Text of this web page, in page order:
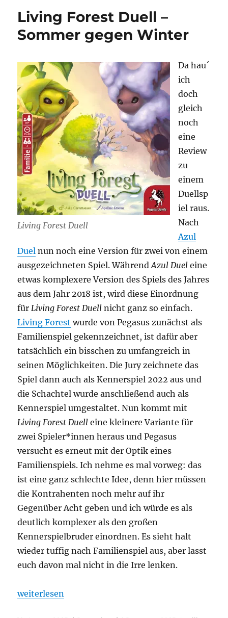
Tic
Living Forest Duell –
Sommer gegen Winter
Living Forest Duell
Da hau´
ich
doch
gleich
noch
eine
Review
zu
einem
Duellsp
iel raus.
Nach
Azul
Duel nun noch eine Version für zwei von einem
ausgezeichneten Spiel. WährendAzul Duel eine
etwas komplexere Version des Spiels des Jahres
aus dem Jahr 2018 ist, wird diese Einordnung
für Living Forest Duell nicht ganz so einfach.
Living Forest wurde von Pegasus zunächst als
Familienspiel gekennzeichnet, ist dafür aber
tatsächlich ein bisschen zu umfangreich in
seinen Möglichkeiten. Die Jury zeichnete das
Spiel dann auch als Kennerspiel 2022 aus und
die Schachtel wurde anschließend auch als
Kennerspiel umgestaltet. Nun kommt mit
Living Forest Duell eine kleinere Variante für
zwei Spieler*innen heraus und Pegasus
versucht es erneut mit der Optik eines
Familienspiels. Ich nehme es mal vorweg: das
ist eine ganz schlechte Idee, denn hier müssen
die Kontrahenten noch mehr auf ihr
Gegenüber Acht geben und ich würde es als
deutlich komplexer als den großen
Kennerspielbruder einordnen. Es sieht halt
wieder tuffig nach Familienspiel aus, aber lasst
euch davon mal nicht in die Irre lenken.
„Living Forest Duell – Sommer gegen Winter“
weiterlesen